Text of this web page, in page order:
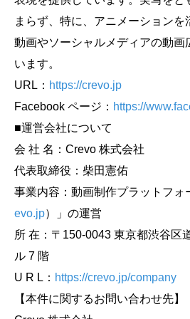
まらず、特に、アニメーションを
動画やソーシャルメディアの動画
います。
URL： https://crevo.jp
Facebook ページ： https://
■運営会社について
会 社 名：Crevo 株式会社
代表取締役：柴田憲佑
事業内容：動画制作プラットフォ
evo.jp）」の運営
所 在：〒150-0043 東京都渋谷区
ル 7 階
U R L： https://crevo.jp/company
【本件に関するお問い合わせ先】